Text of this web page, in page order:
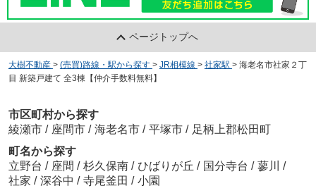
ページトップへ
大樹不動産 > (売買)路線・駅から探す > JR相模線 > 社家駅 > 海老名市社家２丁
目 新築戸建て 全3棟【仲介手数料無料】
市区町村から探す
綾瀬市 / 座間市 / 海老名市 / 平塚市 / 足柄上郡松田町
町名から探す
立野台 / 座間 / 杉久保南 / ひばりが丘 / 国分寺台 / 蓼川 /
社家 / 深谷中 / 寺尾釜田 / 小園